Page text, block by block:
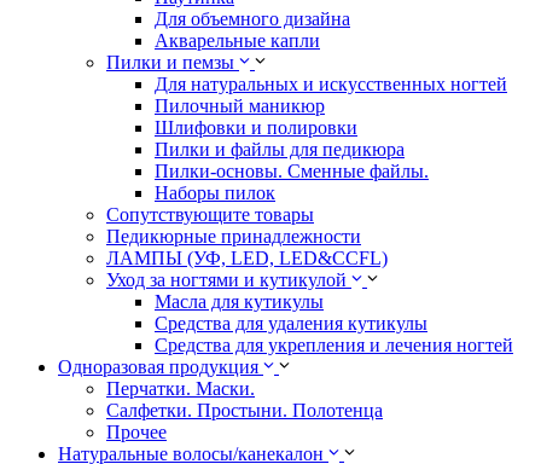
Для объемного дизайна
Акварельные капли
Пилки и пемзы
Для натуральных и искусственных ногтей
Пилочный маникюр
Шлифовки и полировки
Пилки и файлы для педикюра
Пилки-основы. Сменные файлы.
Наборы пилок
Сопутствующите товары
Педикюрные принадлежности
ЛАМПЫ (УФ, LED, LED&CCFL)
Уход за ногтями и кутикулой
Масла для кутикулы
Средства для удаления кутикулы
Средства для укрепления и лечения ногтей
Одноразовая продукция
Перчатки. Маски.
Салфетки. Простыни. Полотенца
Прочее
Натуральные волосы/канекалон